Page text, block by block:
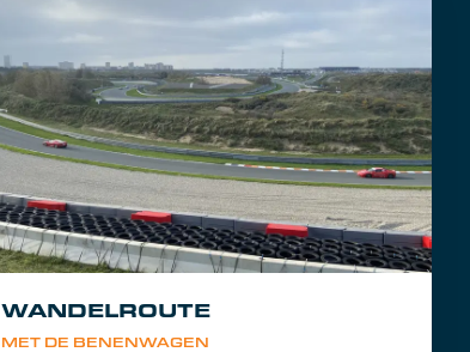
MET DE BENENWAGEN
WANDELROUTE